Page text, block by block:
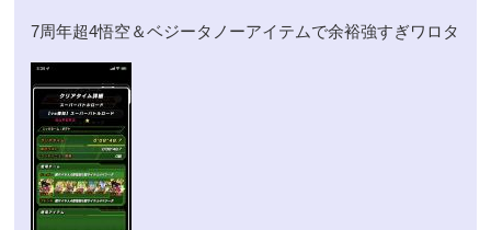
7周年超4悟空＆ベジータノーアイテムで余裕強すぎワロタ